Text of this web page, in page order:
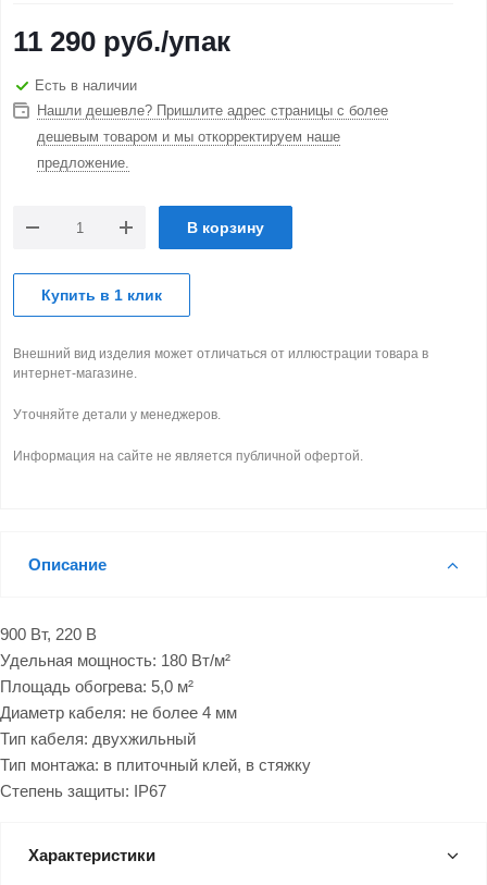
11 290 руб./упак
Есть в наличии
Нашли дешевле? Пришлите адрес страницы с более
дешевым товаром и мы откорректируем наше
предложение.
В корзину
Купить в 1 клик
Внешний вид изделия может отличаться от иллюстрации товара в
интернет-магазине.
Уточняйте детали у менеджеров.
Информация на сайте не является публичной офертой.
Описание
900 Вт, 220 В
Удельная мощность: 180 Вт/м²
Площадь обогрева: 5,0 м²
Диаметр кабеля: не более 4 мм
Тип кабеля: двухжильный
Тип монтажа: в плиточный клей, в стяжку
Степень защиты: IP67
Характеристики